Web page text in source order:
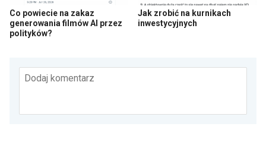
Co powiecie na zakaz
generowania filmów AI przez
polityków?
Jak zrobić na kurnikach
inwestycyjnych
Dodaj komentarz